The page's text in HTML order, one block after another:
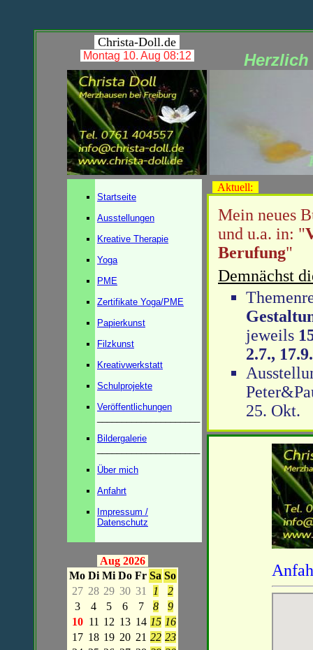
Christa-Doll.de
Montag 10. Aug 08:12
Startseite
Ausstellungen
Kreative Therapie
Yoga
PME
Zertifikate Yoga/PME
Papierkunst
Filzkunst
Kreativwerkstatt
Schulprojekte
Veröffentlichungen
Bildergalerie
Über mich
Anfahrt
Impressum /
Datenschutz
Aug 2026
Mo Di Mi Do Fr Sa So
27 28 29 30 31 1
2
3
4 5 6 7 8
9
10 11 12 13 14 15 16
17 18 19 20 21 22 23
Aktuell:
Mein neues
und u.a. in: "
Berufung"
Demnächst
jeweils
2.7.,
25. Okt.